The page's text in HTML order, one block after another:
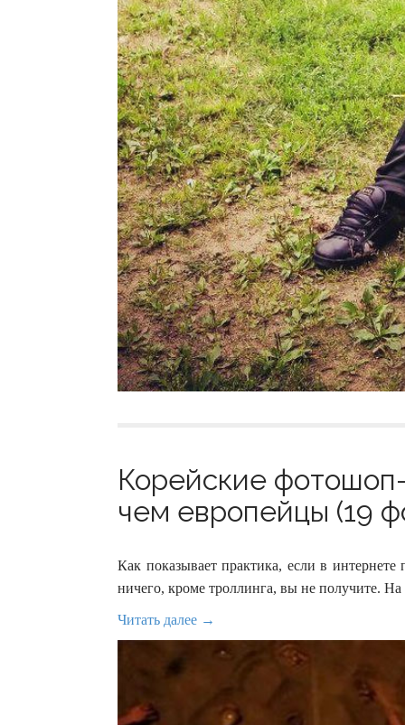
Корейские
чем европейцы (19
Как показывает практика, если в
ничего, кроме троллинга, вы не получите.
Читать далее →